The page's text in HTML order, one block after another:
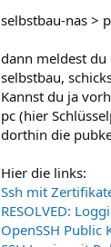
selbstbau-nas >
dann meldest du
selbstbau,
Kannst du ja
pc (hier
dorthin die
Hier die links:
Ssh mit
RESOLVED:
OpenSSH